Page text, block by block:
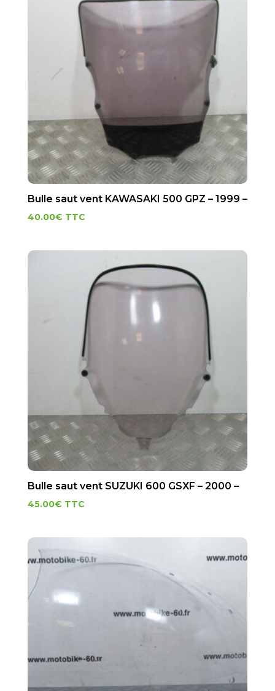
Bulle saut vent KAWASAKI 500 GPZ – 1999 –
40.00€ TTC
Bulle saut vent SUZUKI 600 GSXF – 2000 –
45.00€ TTC